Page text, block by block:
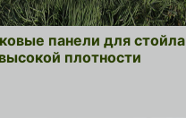
панели для стойла
высокой плотности